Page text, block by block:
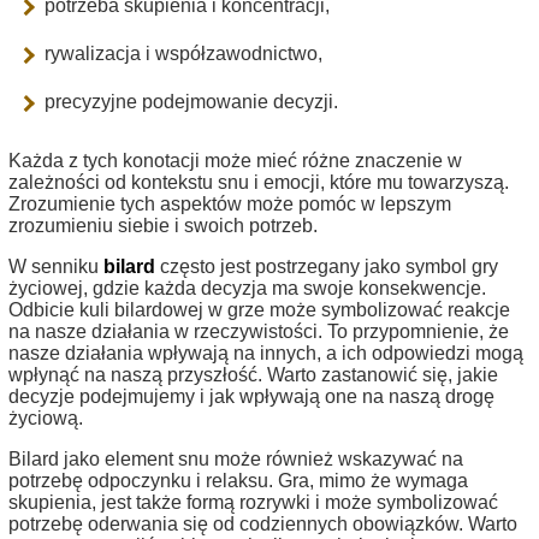
potrzeba skupienia i koncentracji,
rywalizacja i współzawodnictwo,
precyzyjne podejmowanie decyzji.
Każda z tych konotacji może mieć różne znaczenie w
zależności od kontekstu snu i emocji, które mu towarzyszą.
Zrozumienie tych aspektów może pomóc w lepszym
zrozumieniu siebie i swoich potrzeb.
W senniku bilard często jest postrzegany jako symbol gry
życiowej, gdzie każda decyzja ma swoje konsekwencje.
Odbicie kuli bilardowej w grze może symbolizować reakcje
na nasze działania w rzeczywistości. To przypomnienie, że
nasze działania wpływają na innych, a ich odpowiedzi mogą
wpłynąć na naszą przyszłość. Warto zastanowić się, jakie
decyzje podejmujemy i jak wpływają one na naszą drogę
życiową.
Bilard jako element snu może również wskazywać na
potrzebę odpoczynku i relaksu. Gra, mimo że wymaga
skupienia, jest także formą rozrywki i może symbolizować
potrzebę oderwania się od codziennych obowiązków. Warto